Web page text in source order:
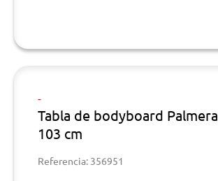
-
Tabla de bodyboard Palmera
103 cm
Referencia: 356951